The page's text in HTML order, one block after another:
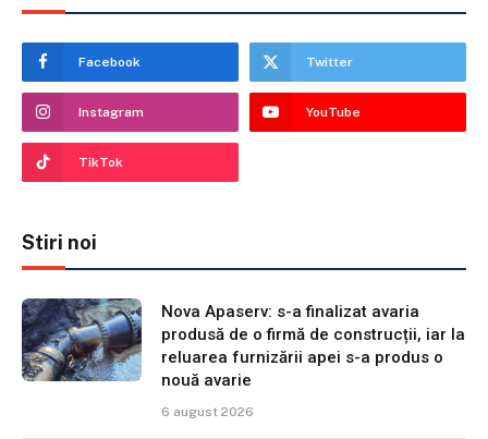
Facebook Twitter
Instagram YouTube
TikTok
Stiri noi
Nova Apaserv: s-a finalizat avaria
produsă de o firmă de construcții, iar la
reluarea furnizării apei s-a produs o
nouă avarie
6 august 2026